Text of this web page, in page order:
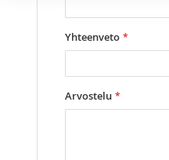
Yhteenveto
Arvostelu